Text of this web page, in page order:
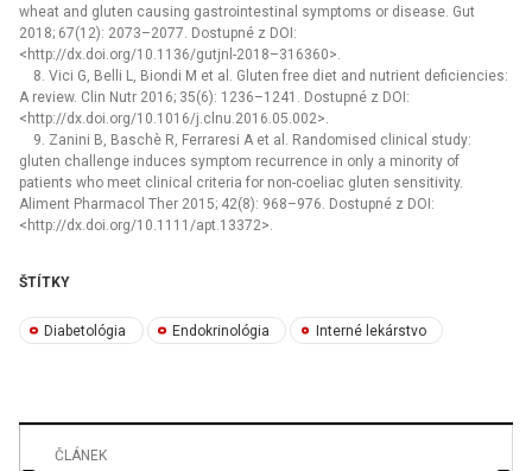
wheat and gluten causing gastrointestinal symptoms or disease. Gut
2018; 67(12): 2073–2077. Dostupné z DOI:
<http://dx.doi.org/10.1136/gutjnl-2018–316360>.
8. Vici G, Belli L, Biondi M et al. Gluten free diet and nutrient deficiencies:
A review. Clin Nutr 2016; 35(6): 1236–1241. Dostupné z DOI:
<http://dx.doi.org/10.1016/j.clnu.2016.05.002>.
9. Zanini B, Baschè R, Ferraresi A et al. Randomised clinical study:
gluten challenge induces symptom recurrence in only a minority of
patients who meet clinical criteria for non-coeliac gluten sensitivity.
Aliment Pharmacol Ther 2015; 42(8): 968–976. Dostupné z DOI:
<http://dx.doi.org/10.1111/apt.13372>.
ŠTÍTKY
Diabetológia Endokrinológia Interné lekárstvo
ČLÁNEK